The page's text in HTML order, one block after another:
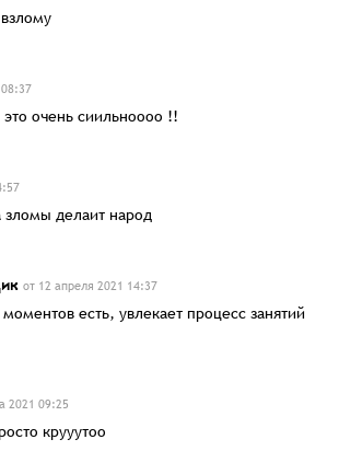
очень сиильноооо !!
зломы делаит народ
от 12 апреля 2021 14:37
есть, увлекает процесс занятий
2021 09:25
крууутоо